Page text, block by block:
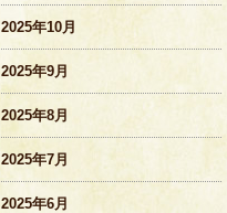
2025年10月
2025年9月
2025年8月
2025年7月
2025年6月